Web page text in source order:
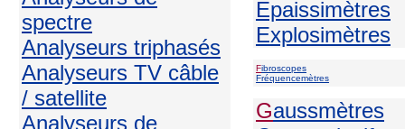
spectre
Analyseurs triphasés
Analyseurs TV câble
/ satellite
Analyseurs de
Epaissimètres
Explosimètres
Fibroscopes
Fréquencemètres
Gaussmètres